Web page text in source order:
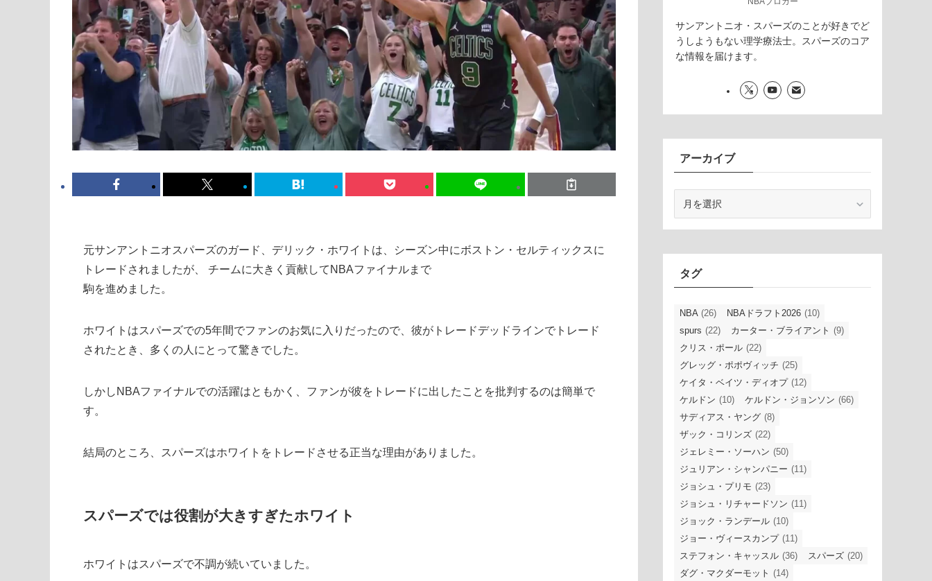
元サンアントニオスパーズのガード、デリック・ホワイトは、シーズン中にボストン・セルティックスに
トレードされましたが、 チームに大きく貢献してNBAファイナルまで
駒を進めました。
ホワイトはスパーズでの5年間でファンのお気に入りだったので、彼がトレードデッドラインでトレード
されたとき、多くの人にとって驚きでした。
しかしNBAファイナルでの活躍はともかく、ファンが彼をトレードに出したことを批判するのは簡単で
す。
結局のところ、スパーズはホワイトをトレードさせる正当な理由がありました。
スパーズでは役割が大きすぎたホワイト
ホワイトはスパーズで不調が続いていました。
サンアントニオ・スパーズのことが好きでど
うしようもない理学療法士。スパーズのコア
な情報を届けます。
アーカイブ
ブ
タグ
NBA (26) NBAドラフト2026 (10)
spurs (22) カーター・ブライアント (9)
クリス・ポール (22)
グレッグ・ポポヴィッチ (25)
ケイタ・ベイツ・ディオプ (12)
ケルドン (10) ケルドン・ジョンソン (66)
サディアス・ヤング (8)
ザック・コリンズ (22)
ジェレミー・ソーハン (50)
ジュリアン・シャンパニー (11)
ジョシュ・プリモ (23)
ジョシュ・リチャードソン (11)
ジョック・ランデール (10)
ジョー・ヴィースカンプ (11)
ステフォン・キャッスル (36) スパーズ (20)
ダグ・マクダーモット (14)